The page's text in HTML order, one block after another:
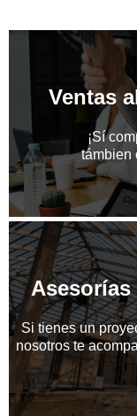
Ventas
¡Sí
támbien
Asesorías
Si tienes un
nosotros te